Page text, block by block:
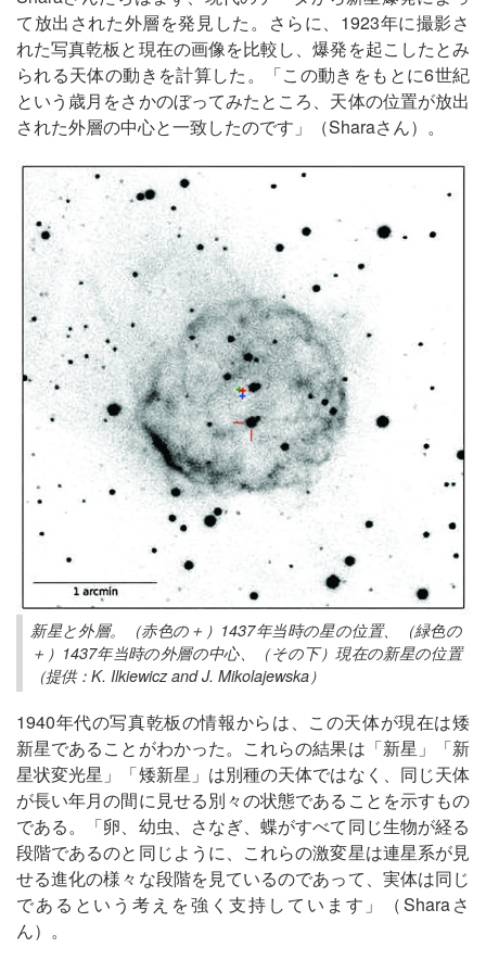
て放出された外層を発見した。さらに、1923年に撮影さ
れた写真乾板と現在の画像を比較し、爆発を起こしたとみ
られる天体の動きを計算した。「この動きをもとに6世紀
という歳月をさかのぼってみたところ、天体の位置が放出
された外層の中心と一致したのです」（Sharaさん）。
新星と外層。（赤色の＋）1437年当時の星の位置、（緑色の
＋）1437年当時の外層の中心、（その下）現在の新星の位置
（提供：K. Ilkiewicz and J. Mikolajewska）
1940年代の写真乾板の情報からは、この天体が現在は矮
新星であることがわかった。これらの結果は「新星」「新
星状変光星」「矮新星」は別種の天体ではなく、同じ天体
が長い年月の間に見せる別々の状態であることを示すもの
である。「卵、幼虫、さなぎ、蝶がすべて同じ生物が経る
段階であるのと同じように、これらの激変星は連星系が見
せる進化の様々な段階を見ているのであって、実体は同じ
であるという考えを強く支持しています」（Sharaさ
ん）。